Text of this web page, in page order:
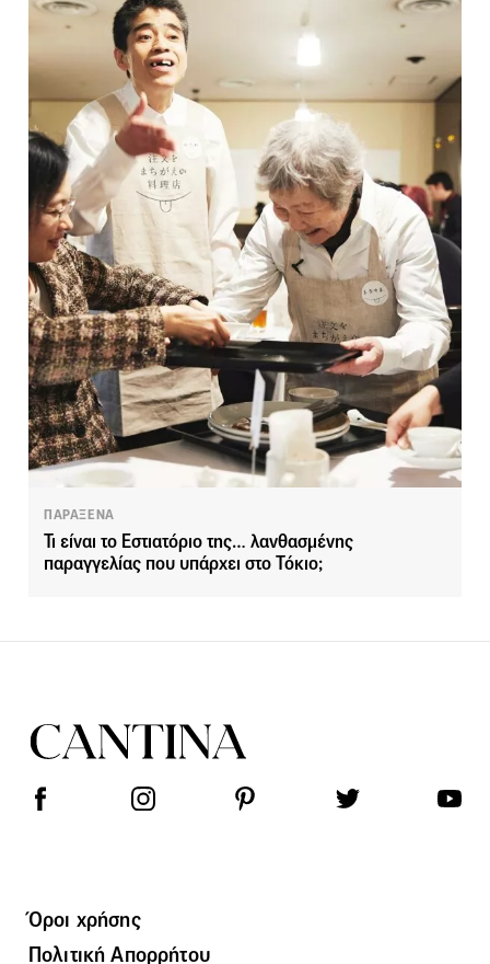
ΠΑΡΑΞΕΝΑ
Τι είναι το Εστιατόριο της… λανθασμένης
παραγγελίας που υπάρχει στο Τόκιο;
Όροι χρήσης
Πολιτική Απορρήτου